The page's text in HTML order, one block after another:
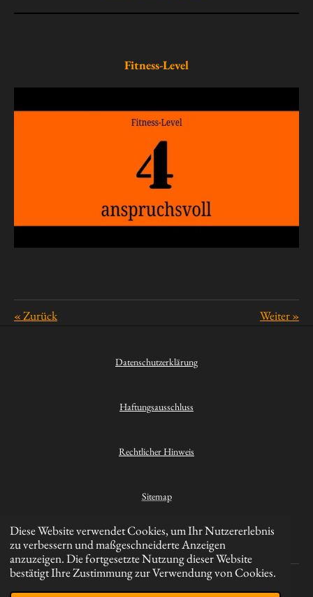
Diese Website verwendet Cookies, um Ihr Nutzererlebnis
zu verbessern und maßgeschneiderte Anzeigen
anzuzeigen. Die fortgesetzte Nutzung dieser Website
bestätigt Ihre Zustimmung zur Verwendung von Cookies.
Fitness-Level
«Zurück Weiter»
Datenschutzerklärung
Haftungsausschluss
Rechtlicher Hinweis
Sitemap
Kontakt
© 2023 - 2026 Hikinghero.de
Mit Unterstützung vonWebador